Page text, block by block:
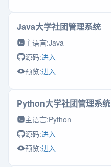
Java大学社团管理系统
主语言:Java
源码:进入
预览:进入
Python大学社团管理系统
主语言:Python
源码:进入
预览:进入